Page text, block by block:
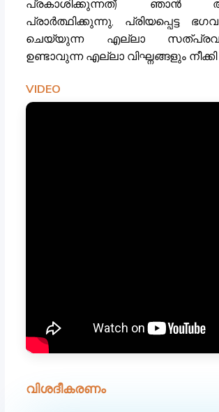
പ്രകാശിക്കുന്നത്) ഞാൻ
പ്രാർത്ഥിക്കുന്നു, പ്രിയപ്പെട്ട
ചെയ്യുന്ന എല്ലാ
ഉണ്ടാവുന്ന എല്ലാ വിഘ്നങ്ങളും
VIDEO
വിശദീകരണം